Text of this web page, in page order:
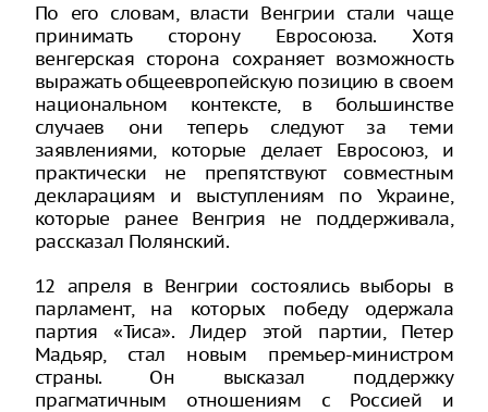
По его словам, власти Венгрии стали чаще
принимать сторону Евросоюза. Хотя
венгерская сторона сохраняет возможность
выражать общеевропейскую позицию в своем
национальном контексте, в большинстве
случаев они теперь следуют за теми
заявлениями, которые делает Евросоюз, и
практически не препятствуют совместным
декларациям и выступлениям по Украине,
которые ранее Венгрия не поддерживала,
рассказал Полянский.
12 апреля в Венгрии состоялись выборы в
парламент, на которых победу одержала
партия «Тиса». Лидер этой партии, Петер
Мадьяр, стал новым премьер-министром
страны. Он высказал поддержку
прагматичным отношениям с Россией и